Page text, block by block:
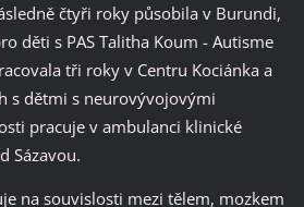
čtyři roky působila v Burundi,
děti s PAS Talitha Koum - Autisme
tři roky v Centru Kociánka a
s dětmi s neurovývojovými
pracuje v ambulanci klinické
Sázavou.
na souvislosti mezi tělem, mozkem